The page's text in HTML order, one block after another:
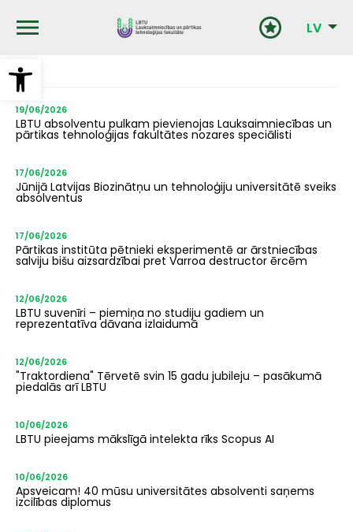
Open toolbar
galveno LV
19/06/2026
LBTU absolventu pulkam pievienojas Lauksaimniecības un
pārtikas tehnoloģijas fakultātes nozares speciālisti
17/06/2026
Jūnijā Latvijas Biozinātņu un tehnoloģiju universitātē sveiks
absolventus
17/06/2026
Pārtikas institūta pētnieki eksperimentē ar ārstniecības
salviju bišu aizsardzībai pret Varroa destructor ērcēm
12/06/2026
LBTU suvenīri – piemiņa no studiju gadiem un
reprezentatīva dāvana izlaidumā
12/06/2026
"Traktordiena" Tērvetē svin 15 gadu jubileju – pasākumā
piedalās arī LBTU
10/06/2026
LBTU pieejams mākslīgā intelekta rīks Scopus AI
10/06/2026
Apsveicam! 40 mūsu universitātes absolventi saņems
izcilības diplomus